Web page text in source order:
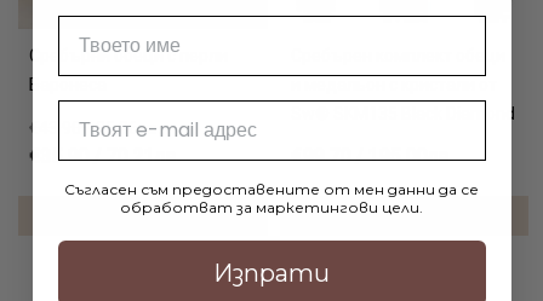
Сребърни обеци с перли
Баронеса
€43.90 / 85.86лв.
€35.90 / 70.21лв.
ДОБАВИ В КОЛИЧКАТА
Sw® SKM135 Black Diamond
€99.70 / 195.00лв.
ДОБАВИ В КОЛИЧКАТА
Съгласен съм предоставените от мен данни да се
обработват за маркетингови цели.
Изпрати